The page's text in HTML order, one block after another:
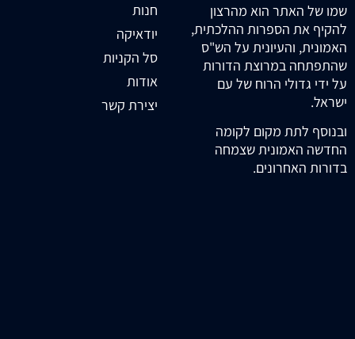
שמו של האתר הוא מהרצון
להקיף את הספרות ההלכתית,
האמונית, והעיונית על הש"ס
שהתפתחה במרוצת הדורות
על ידי גדולי הרוח של עם
ישראל.
ובנוסף לתת מקום לקומה
החדשה האמונית שצמחה
בדורות האחרונים.
חנות
יודאיקה
סל הקניות
אודות
יצירת קשר